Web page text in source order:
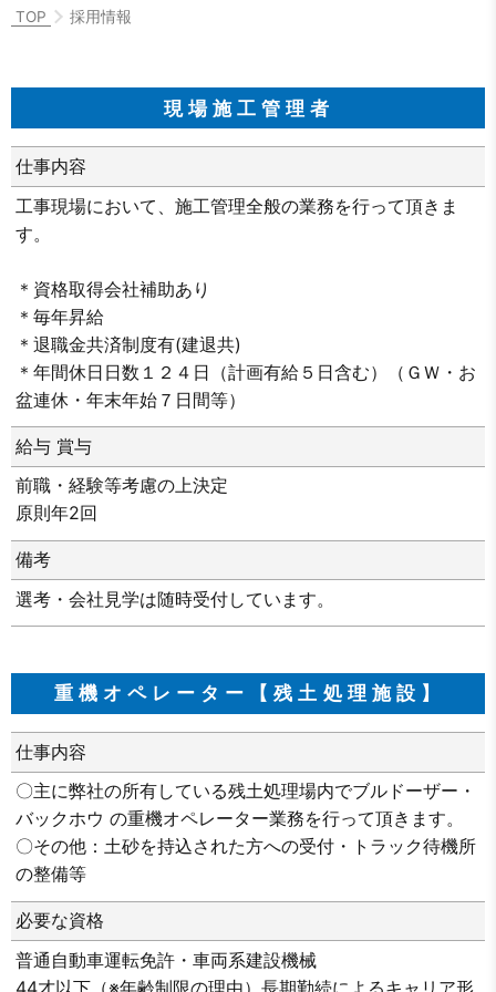
TOP 採用情報
現場施工管理者
仕事内容
工事現場において、施工管理全般の業務を行って頂きま
す。
＊資格取得会社補助あり
＊毎年昇給
＊退職金共済制度有(建退共)
＊年間休日日数１２４日（計画有給５日含む）（ＧＷ・お
盆連休・年末年始７日間等）
給与 賞与
前職・経験等考慮の上決定
原則年2回
備考
選考・会社見学は随時受付しています。
重機オペレーター【残土処理施設】
仕事内容
〇主に弊社の所有している残土処理場内でブルドーザー・
バックホウ の重機オペレーター業務を行って頂きます。
〇その他：土砂を持込された方への受付・トラック待機所
の整備等
必要な資格
普通自動車運転免許・車両系建設機械
44才以下（※年齢制限の理由）長期勤続によるキャリア形